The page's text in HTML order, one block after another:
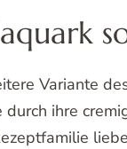
Variante
ihre